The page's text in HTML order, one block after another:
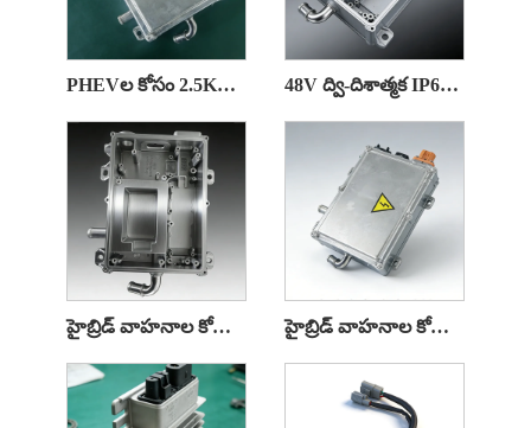
PHEVల కోసం 2.5KW డస్ట్‌ప్రూఫ్ DC/DC కన్వర్టర్ 48V ద్వి-దిశాత్మక IP67 హై-ఎఫిషియెన్సీ EV DC/DC కన్వర్టర్
హైబ్రిడ్ వాహనాల కోసం 2KW IP67 రక్షణ DC/DC కన్వర్టర్ హైబ్రిడ్ వాహనాల కోసం 1.5KW IP67 DC/DC కన్వర్టర్